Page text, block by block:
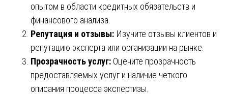
опытом в области кредитных обязательств и
финансового анализа.
Репутация и отзывы: Изучите отзывы клиентов и
репутацию эксперта или организации на рынке.
Прозрачность услуг: Оцените прозрачность
предоставляемых услуг и наличие четкого
описания процесса экспертизы.